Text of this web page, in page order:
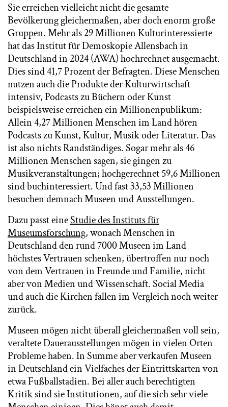
Sie erreichen vielleicht nicht die gesamte
Bevölkerung gleichermaßen, aber doch enorm große
Gruppen. Mehr als 29 Millionen Kulturinteressierte
hat das Institut für Demoskopie Allensbach in
Deutschland in 2024 (AWA) hochrechnet ausgemacht.
Dies sind 41,7 Prozent der Befragten. Diese Menschen
nutzen auch die Produkte der Kulturwirtschaft
intensiv, Podcasts zu Büchern oder Kunst
beispielsweise erreichen ein Millionenpublikum:
Allein 4,27 Millionen Menschen im Land hören
Podcasts zu Kunst, Kultur, Musik oder Literatur. Das
ist also nichts Randständiges. Sogar mehr als 46
Millionen Menschen sagen, sie gingen zu
Musikveranstaltungen; hochgerechnet 59,6 Millionen
sind buchinteressiert. Und fast 33,53 Millionen
besuchen demnach Museen und Ausstellungen.
Dazu passt eineStudie des Instituts für
Museumsforschung, wonach Menschen in
Deutschland den rund 7000 Museen im Land
höchstes Vertrauen schenken, übertroffen nur noch
von dem Vertrauen in Freunde und Familie, nicht
aber von Medien und Wissenschaft. Social Media
und auch die Kirchen fallen im Vergleich noch weiter
zurück.
Museen mögen nicht überall gleichermaßen voll sein,
veraltete Dauerausstellungen mögen in vielen Orten
Probleme haben. In Summe aber verkaufen Museen
in Deutschland ein Vielfaches der Eintrittskarten von
etwa Fußballstadien. Bei aller auch berechtigten
Kritik sind sie Institutionen, auf die sich sehr viele